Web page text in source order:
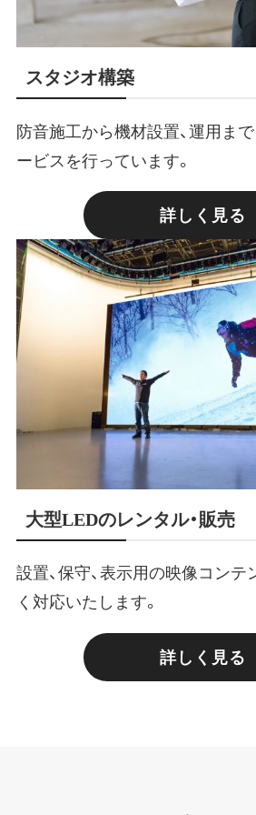
スタジオ構築
防音施工から機材設置、運用ま
ービスを行っています。
詳しく見る
大型LEDのレンタル・販売
設置、保守、表示用の映像コン
く対応いたします。
詳しく見る